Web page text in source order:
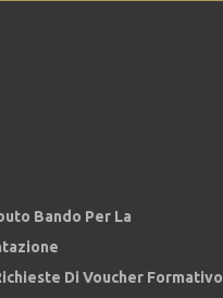
Bando Per La
Di Voucher Formativo